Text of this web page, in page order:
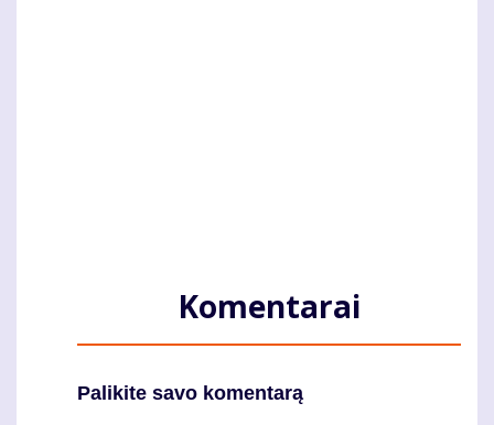
Komentarai
Palikite savo komentarą